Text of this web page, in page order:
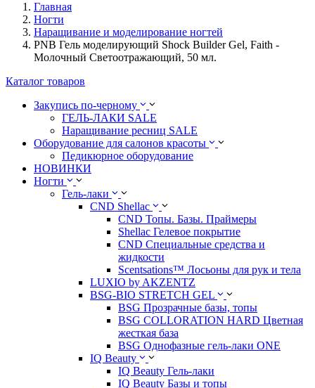
Главная
Ногти
Наращивание и моделирование ногтей
PNB Гель моделирующий Shock Builder Gel, Faith -
Молочный Светоотражающий, 50 мл.
Каталог товаров
Закупись по-черному
ГЕЛЬ-ЛАКИ SALE
Наращивание ресниц SALE
Оборудование для салонов красоты
Педикюрное оборудование
НОВИНКИ
Ногти
Гель-лаки
CND Shellac
CND Топы. Базы. Праймеры
Shellac Гелевое покрытие
CND Специальные средства и
жидкости
Scentsations™ Лосьоны для рук и тела
LUXIO by AKZENTZ
BSG-BIO STRETCH GEL
BSG Прозрачные базы, топы
BSG COLLORATION HARD Цветная
жесткая база
BSG Однофазные гель-лаки ONE
IQ Beauty
IQ Beauty Гель-лаки
IQ Beauty Базы и топы